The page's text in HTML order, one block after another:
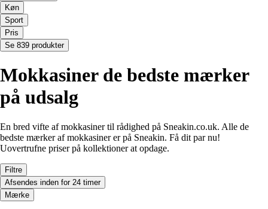
Køn
Sport
Pris
Se 839 produkter
Mokkasiner de bedste mærker
på udsalg
En bred vifte af mokkasiner til rådighed på Sneakin.co.uk. Alle de
bedste mærker af mokkasiner er på Sneakin. Få dit par nu!
Uovertrufne priser på kollektioner at opdage.
Filtre
Afsendes inden for 24 timer
Mærke